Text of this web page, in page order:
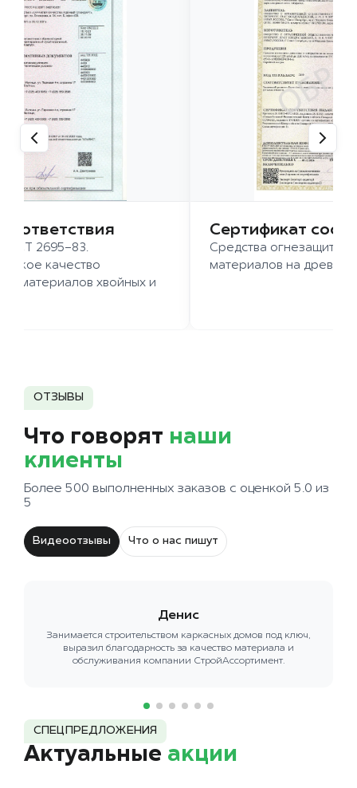
2695-83.
качество
хвойных и
Сертификат
Средства огнезащиты
материалов на
ОТЗЫВЫ
Что говорят наши
клиенты
Более 500 выполненных заказов с оценкой 5.0 из
5
Видеоотзывы Что о нас пишут
Денис
Занимается строительством каркасных домов под ключ,
выразил благодарность за качество материала и
обслуживания компании СтройАссортимент.
СПЕЦПРЕДЛОЖЕНИЯ
Актуальные акции